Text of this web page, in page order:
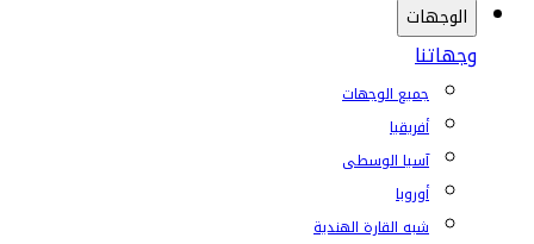
الوجهات
وجهاتنا
جميع الوجهات
أفريقيا
آسيا الوسطى
أوروبا
شبه القارة الهندية